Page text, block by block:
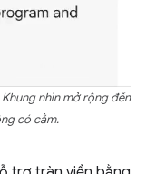
nhìn mở rộng đến
có cằm.